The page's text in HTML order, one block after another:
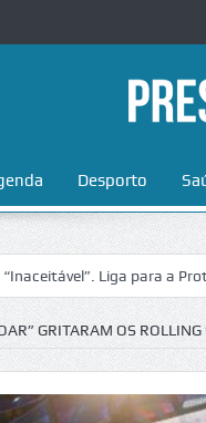
Desporto
Liga para a Proteção da
GRITARAM OS